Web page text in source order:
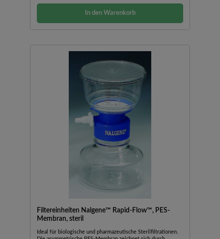
In den Warenkorb
Filtereinheiten Nalgene™ Rapid-Flow™, PES-
Membran, steril
Ideal für biologische und pharmazeutische Sterilfiltrationen.